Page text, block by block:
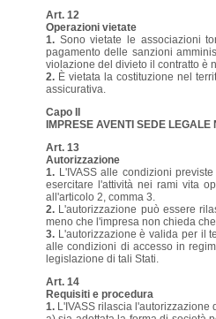
Art. 12
Operazioni vietate
1. Sono vietate le associazioni
pagamento delle sanzioni
violazione del divieto il contratto è
2. È vietata la costituzione nel
assicurativa.
Capo II
IMPRESE AVENTI SEDE
Art. 13
Autorizzazione
1. L'IVASS alle condizioni
esercitare l'attività nei rami vita
all'articolo 2, comma 3.
2. L'autorizzazione può essere
meno che l'impresa non chieda
3. L'autorizzazione è valida per il
alle condizioni di accesso in
legislazione di tali Stati.
Art. 14
Requisiti e procedura
1. L'IVASS rilascia